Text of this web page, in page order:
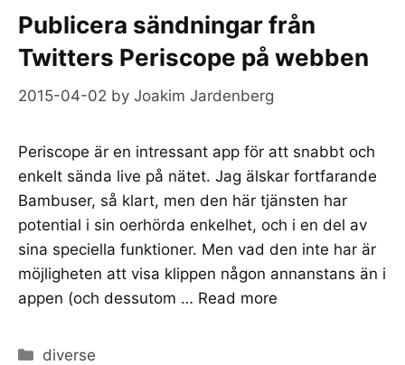
Publicera sändningar från
Twitters Periscope på webben
2015-04-02 by Joakim Jardenberg
Periscope är en intressant app för att snabbt och
enkelt sända live på nätet. Jag älskar fortfarande
Bambuser, så klart, men den här tjänsten har
potential i sin oerhörda enkelhet, och i en del av
sina speciella funktioner. Men vad den inte har är
möjligheten att visa klippen någon annanstans än i
appen (och dessutom … Read more
Categories
diverse